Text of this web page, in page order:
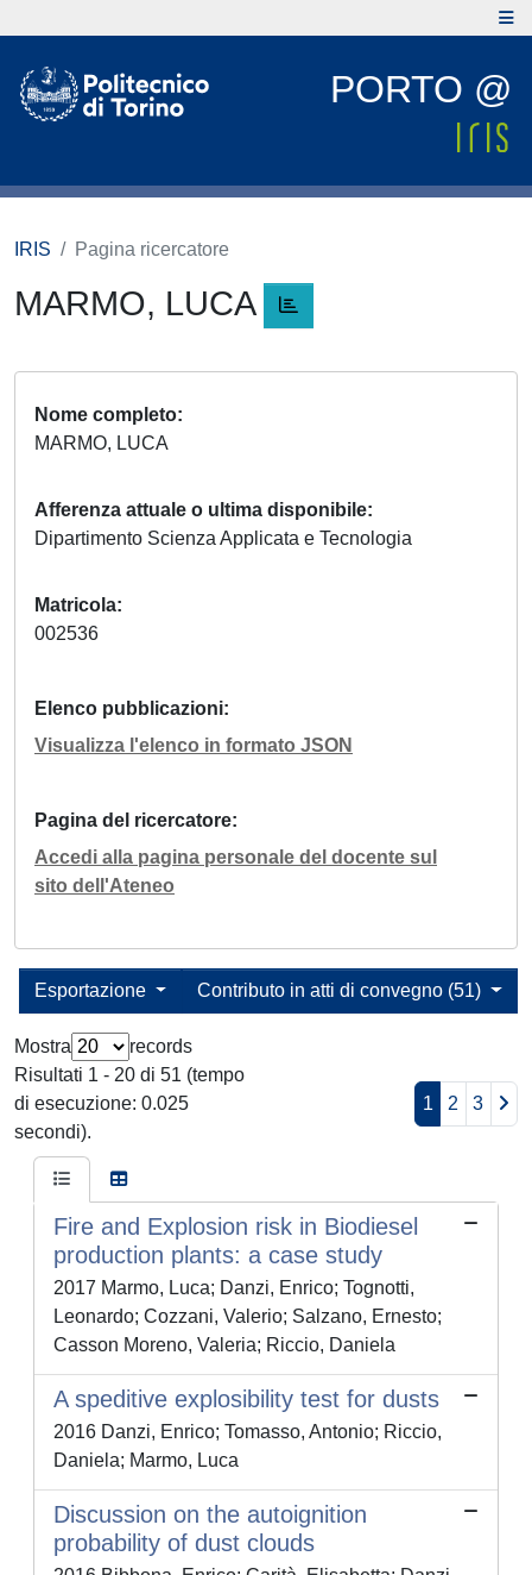
PORTO @
IRIS Pagina ricercatore
MARMO, LUCA
Nome completo
MARMO, LUCA
Afferenza attuale o ultima disponibile
Dipartimento Scienza Applicata e Tecnologia
Matricola
002536
Elenco pubblicazioni
Visualizza l'elenco in formato JSON
Pagina del ricercatore
Accedi alla pagina personale del docente sul
sito dell'Ateneo
Contributo in atti di convegno (51)
Esportazione
Mostra
records
Risultati 1 - 20 di 51 (tempo
di esecuzione: 0.025
secondi).
1 2 3
Fire and Explosion risk in Biodiesel
production plants: a case study
2017 Marmo, Luca; Danzi, Enrico; Tognotti,
Leonardo; Cozzani, Valerio; Salzano, Ernesto;
Casson Moreno, Valeria; Riccio, Daniela
A speditive explosibility test for dusts
2016 Danzi, Enrico; Tomasso, Antonio; Riccio,
Daniela; Marmo, Luca
Discussion on the autoignition
probability of dust clouds